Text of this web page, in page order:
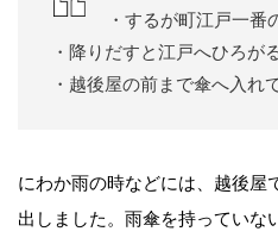
・するが町江戸一番
・降りだすと江戸へひろが
・越後屋の前まで傘へ入れ
にわか雨の時などには、越後屋
出しました。雨傘を持っていな